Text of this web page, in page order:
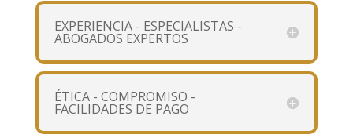
EXPERIENCIA - ESPECIALISTAS -
ABOGADOS EXPERTOS
ÉTICA - COMPROMISO -
FACILIDADES DE PAGO